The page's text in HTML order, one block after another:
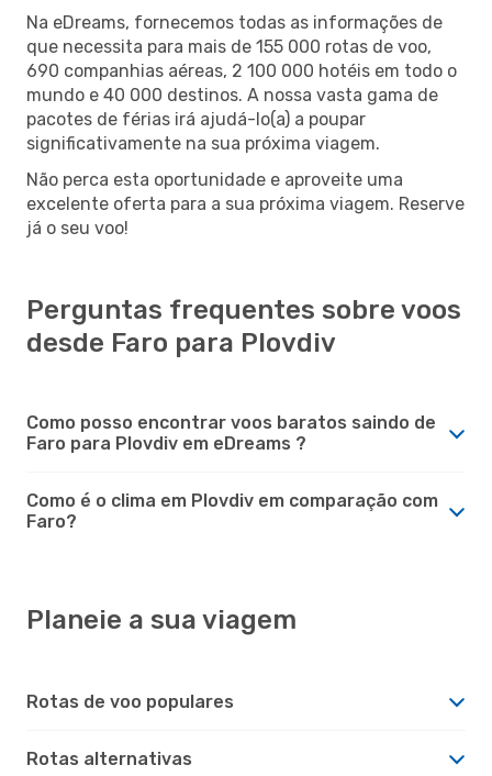
Na eDreams, fornecemos todas as informações de
que necessita para mais de 155 000 rotas de voo,
690 companhias aéreas, 2 100 000 hotéis em todo o
mundo e 40 000 destinos. A nossa vasta gama de
pacotes de férias irá ajudá-lo(a) a poupar
significativamente na sua próxima viagem.
Não perca esta oportunidade e aproveite uma
excelente oferta para a sua próxima viagem. Reserve
já o seu voo!
Perguntas frequentes sobre voos
desde Faro para Plovdiv
Como posso encontrar voos baratos saindo de
Faro para Plovdiv em eDreams ?
Como é o clima em Plovdiv em comparação com
Faro?
Planeie a sua viagem
Rotas de voo populares
Rotas alternativas